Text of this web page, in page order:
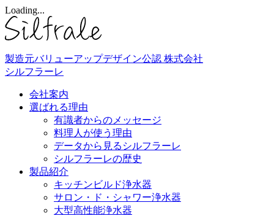
Loading...
製造元バリューアップデザイン公認 株式会社
シルフラーレ
会社案内
選ばれる理由
有識者からのメッセージ
料理人が使う理由
データから見るシルフラーレ
シルフラーレの歴史
製品紹介
キッチンビルド浄水器
サロン・ド・シャワー浄水器
大型高性能浄水器